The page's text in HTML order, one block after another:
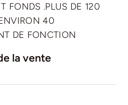
FONDS .PLUS DE 120
40
DE FONCTION
la vente